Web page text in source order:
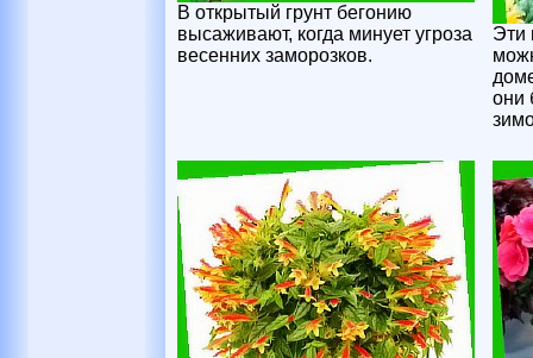
В открытый грунт бегонию
высаживают, когда минует угроза
весенних заморозков.
Эти
они